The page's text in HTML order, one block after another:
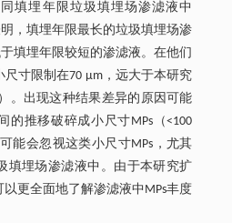
填埋年限垃圾填埋场渗滤液中
，填埋年限最长的垃圾填埋场渗
填埋年限较短的渗滤液。在他们
寸限制在70 μm，远大于本研究
。出现这种结果差异的原因可能
的推移破碎成小尺寸MPs（<100
能会忽视这类小尺寸MPs，尤其
填埋场渗滤液中。由于本研究扩
更全面地了解渗滤液中MPs丰度